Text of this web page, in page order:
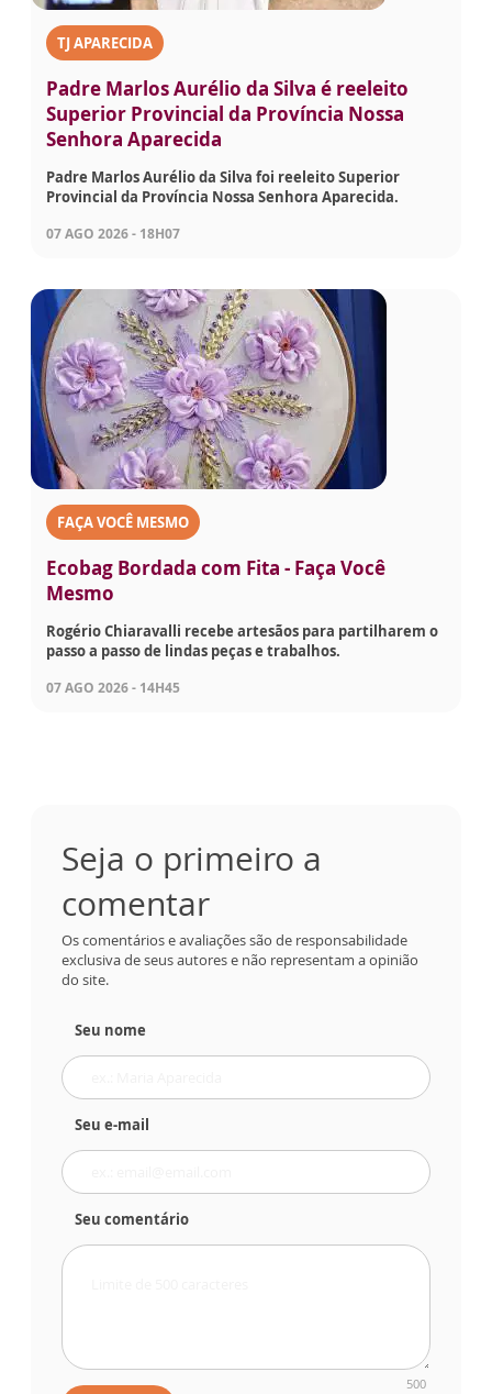
TJ APARECIDA
Padre Marlos Aurélio da Silva é reeleito
Superior Provincial da Província Nossa
Senhora Aparecida
Padre Marlos Aurélio da Silva foi reeleito Superior
Provincial da Província Nossa Senhora Aparecida.
07 AGO 2026 - 18H07
FAÇA VOCÊ MESMO
Ecobag Bordada com Fita - Faça Você
Mesmo
Rogério Chiaravalli recebe artesãos para partilharem o
passo a passo de lindas peças e trabalhos.
07 AGO 2026 - 14H45
Seja o primeiro a
comentar
Os comentários e avaliações são de responsabilidade
exclusiva de seus autores e não representam a opinião
do site.
Seu nome
Seu e-mail
Seu comentário
500